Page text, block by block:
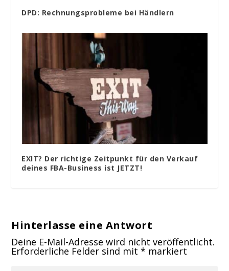
DPD: Rechnungsprobleme bei Händlern
EXIT? Der richtige Zeitpunkt für den Verkauf
deines FBA-Business ist JETZT!
Hinterlasse eine Antwort
Deine E-Mail-Adresse wird nicht veröffentlicht.
Erforderliche Felder sind mit* markiert